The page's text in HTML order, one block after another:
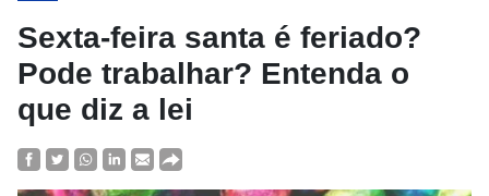
Sexta-feira santa é feriado?
Pode trabalhar? Entenda o
que diz a lei